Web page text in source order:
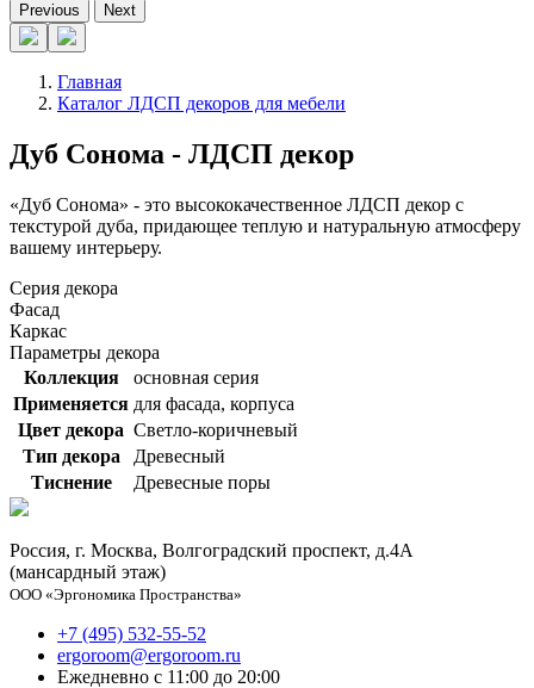
Previous Next
Главная
Каталог ЛДСП декоров для мебели
Дуб Сонома - ЛДСП декор
«Дуб Сонома» - это высококачественное ЛДСП декор с
текстурой дуба, придающее теплую и натуральную атмосферу
вашему интерьеру.
Серия декора
Фасад
Каркас
Параметры декора
Коллекция
основная серия
Применяется для фасада, корпуса
Цвет декора Светло-коричневый
Тип декора
Древесный
Тиснение
Древесные поры
Россия, г. Москва, Волгоградский проспект, д.4А
(мансардный этаж)
ООО «Эргономика Пространства»
+7 (495) 532-55-52
ergoroom@ergoroom.ru
Ежедневно с 11:00 до 20:00